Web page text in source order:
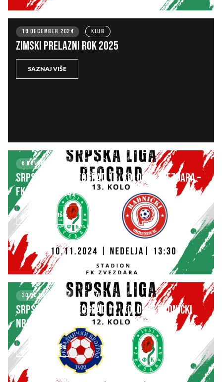
19 DECEMBER 2024 KLUB
ZIMSKI PRELAZNI ROK 2025
SAZNAJ VIŠE
6 NOVEMBER 2024 KLUB
SRPSKA LIGA – BEOGRAD 13. kolo: FK ZVEZDARA –
FK RADNIČKI (O)
SAZNAJ VIŠE
30 OCTOBER 2024 KLUB
SRPSKA LIGA – BEOGRAD 12. kolo: FK RADNIČKI
NBG – FK ZVEZDARA
SAZNAJ VIŠE